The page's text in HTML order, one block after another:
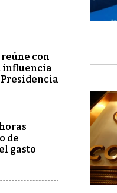
con
influencia
de
gasto